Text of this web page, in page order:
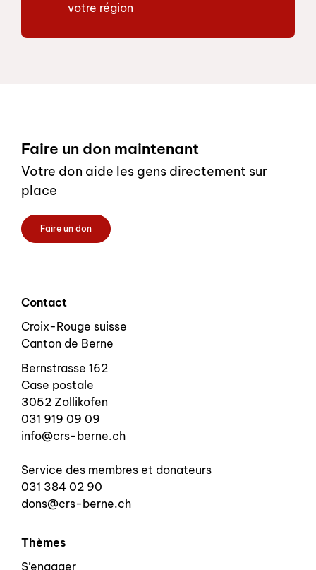
votre région
Faire un don maintenant
Votre don aide les gens directement sur
place
Faire un don
Contact
Croix-Rouge suisse
Canton de Berne
Bernstrasse 162
Case postale
3052 Zollikofen
031 919 09 09
info@crs-berne.ch
Service des membres et donateurs
031 384 02 90
dons@crs-berne.ch
Thèmes
S’engager